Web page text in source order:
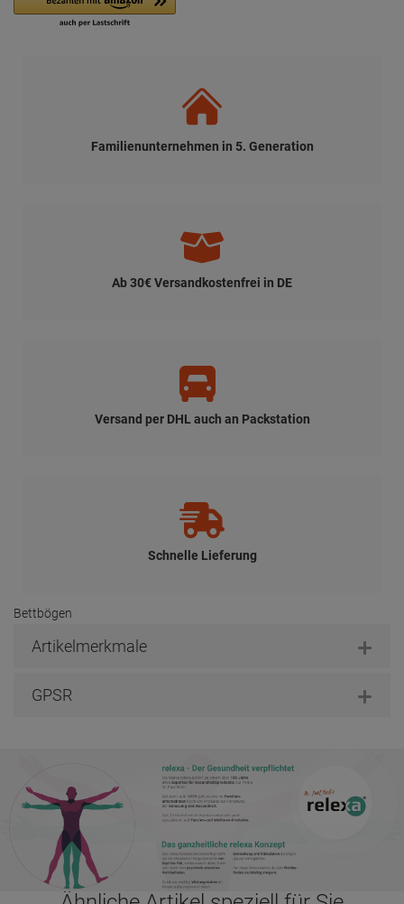
Familienunternehmen in 5. Generation
Ab 30€ Versandkostenfrei in DE
Versand per DHL auch an Packstation
Schnelle Lieferung
Bettbögen
Artikelmerkmale
GPSR